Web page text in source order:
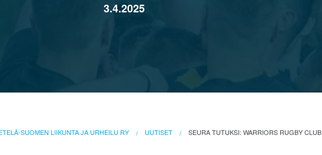
3.4.2025
SUOMEN LIIKUNTA JA URHEILU RY UUTISET SEURA TUTUKSI: WARRIORS RUGBY CLUB